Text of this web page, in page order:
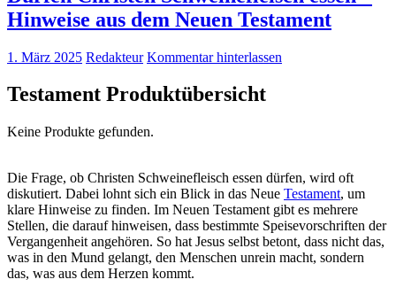
Hinweise aus dem Neuen Testament
1. März 2025 Redakteur Kommentar hinterlassen
Testament Produktübersicht
Keine Produkte gefunden.
Die Frage, ob Christen Schweinefleisch essen dürfen, wird oft
diskutiert. Dabei lohnt sich ein Blick in das Neue Testament, um
klare Hinweise zu finden. Im Neuen Testament gibt es mehrere
Stellen, die darauf hinweisen, dass bestimmte Speisevorschriften der
Vergangenheit angehören. So hat Jesus selbst betont, dass nicht das,
was in den Mund gelangt, den Menschen unrein macht, sondern
das, was aus dem Herzen kommt.